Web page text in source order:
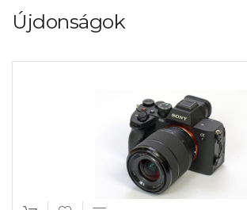
Újdonságok